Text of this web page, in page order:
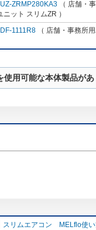
ZRMP280KA3 （ 店舗・
ニット スリムZR ）
1111R8 （ 店舗・事務所
使用可能な本体製品が
スリムエアコン MELflo使